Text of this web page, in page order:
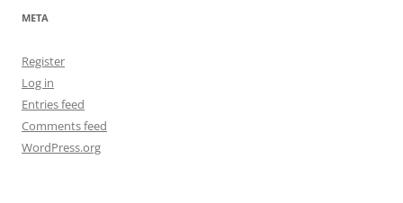
META
Register
Log in
Entries feed
Comments feed
WordPress.org